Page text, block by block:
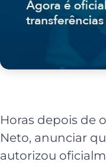
Horas depois de
Neto, anunciar
autorizou